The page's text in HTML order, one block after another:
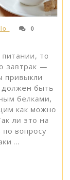
0
то
завтрак —
привыкли
должен быть
белками,
как можно
ли это на
вопросу
…